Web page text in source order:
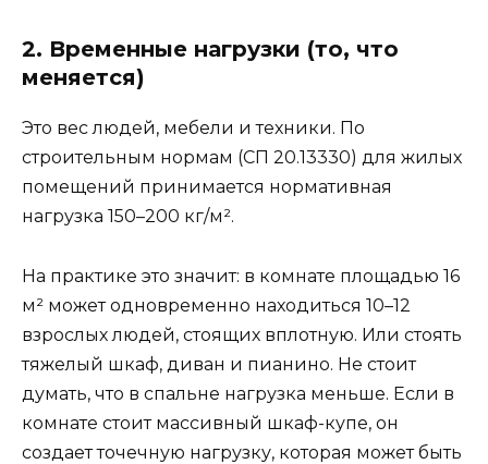
2. Временные нагрузки (то, что
меняется)
Это вес людей, мебели и техники. По
строительным нормам (СП 20.13330) для жилых
помещений принимается нормативная
нагрузка 150–200 кг/м².
На практике это значит: в комнате площадью 16
м² может одновременно находиться 10–12
взрослых людей, стоящих вплотную. Или стоять
тяжелый шкаф, диван и пианино. Не стоит
думать, что в спальне нагрузка меньше. Если в
комнате стоит массивный шкаф-купе, он
создает точечную нагрузку, которая может быть